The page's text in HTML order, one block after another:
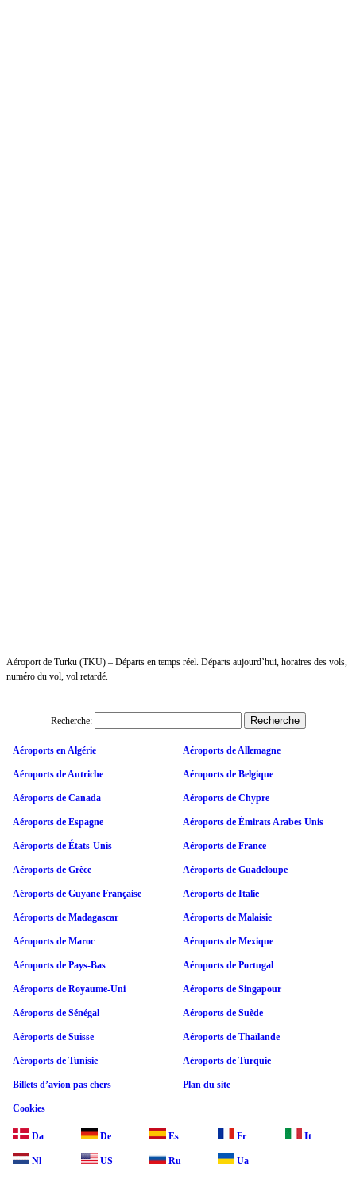
Aéroport de Turku (TKU) – Départs en temps réel. Départs aujourd’hui, horaires des vols,
numéro du vol, vol retardé.
Recherche:
Aéroports en Algérie Aéroports de Allemagne
Aéroports de Autriche Aéroports de Belgique
Aéroports de Canada Aéroports de Chypre
Aéroports de Espagne Aéroports de Émirats Arabes Unis
Aéroports de États-Unis Aéroports de France
Aéroports de Grèce Aéroports de Guadeloupe
Aéroports de Guyane Française Aéroports de Italie
Aéroports de Madagascar Aéroports de Malaisie
Aéroports de Maroc Aéroports de Mexique
Aéroports de Pays-Bas Aéroports de Portugal
Aéroports de Royaume-Uni Aéroports de Singapour
Aéroports de Sénégal Aéroports de Suède
Aéroports de Suisse Aéroports de Thaïlande
Aéroports de Tunisie Aéroports de Turquie
Billets d’avion pas chers Plan du site
Cookies
Da De Es Fr It
Nl US Ru Ua